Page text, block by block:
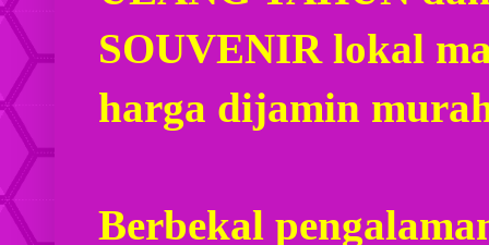
SOUVENIR lokal
harga dijamin
Berbekal